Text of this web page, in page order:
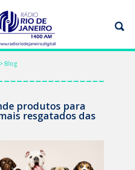
> Blog
produtos para
resgatados das